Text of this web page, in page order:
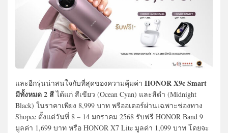
และอีกรุ่นน่าสนใจกับที่สุดของความคุ้มค่า HONOR X9c Smart
มีทั้งหมด 2 สีได้แก่ สีเขียว (Ocean Cyan) และสีดำ (Midnight
Black) ในราคาเพียง 8,999 บาท พรีออเดอร์ผ่านเฉพาะช่องทาง
Shopee ตั้งแต่วันที่ 8 – 14 มกราคม 2568 รับฟรี HONOR Band 9
มูลค่า 1,699 บาท หรือ HONOR X7 Lite มูลค่า 1,099 บาท โดยจะ